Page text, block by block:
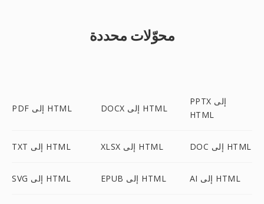
محوّلات محددة
PDF إلى HTML DOCX إلى HTML
PPTX إلى
HTML
TXT إلى HTML XLSX إلى HTML DOC إلى HTML
SVG إلى HTML EPUB إلى HTML AI إلى HTML